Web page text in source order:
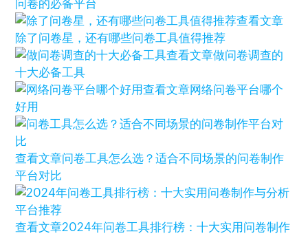
问卷的必备平台
查看文章
除了问卷星，还有哪些问卷工具值得推荐
查看文章做问卷调查的
十大必备工具
查看文章网络问卷平台哪个
好用
查看文章问卷工具怎么选？适合不同场景的问卷制作
平台对比
查看文章2024年问卷工具排行榜：十大实用问卷制作